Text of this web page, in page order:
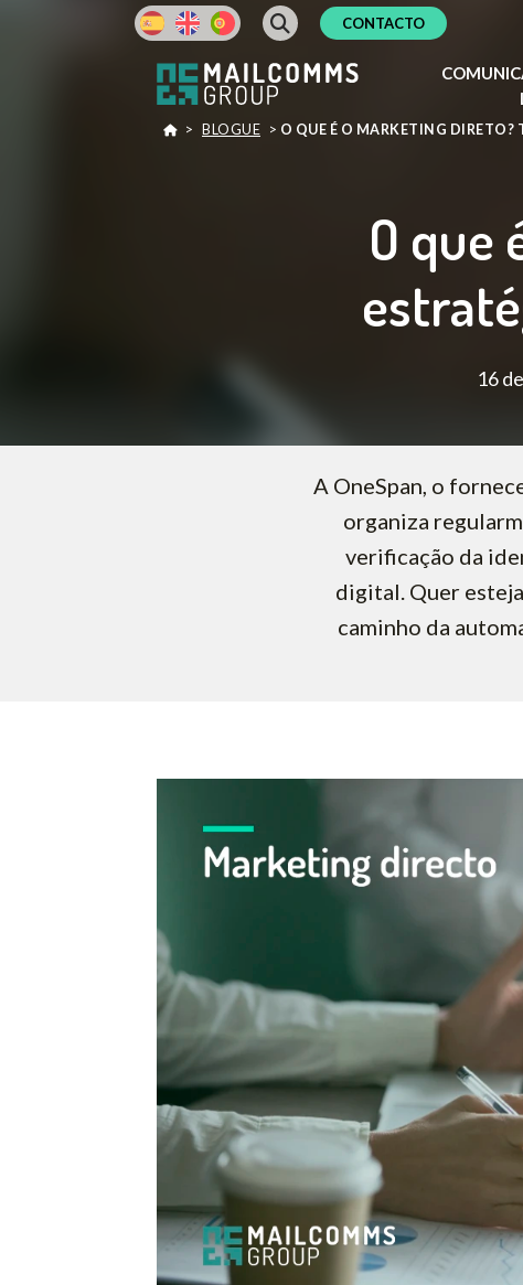
CONTACTO
> BLOGUE > O QUE É O MARKETING DIRETO?
O que
16
A OneSpan, o
organiza
verificação da
digital. Quer
caminho da